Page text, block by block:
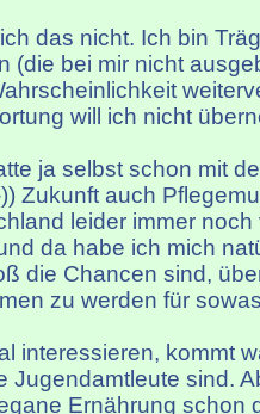
das nicht. Ich bin
(die bei mir nicht
will ich nicht
ja selbst schon mit
Zukunft auch
leider immer
da habe ich mich
die Chancen sind,
zu werden für
interessieren, kommt
Jugendamtleute sind.
Ernährung schon